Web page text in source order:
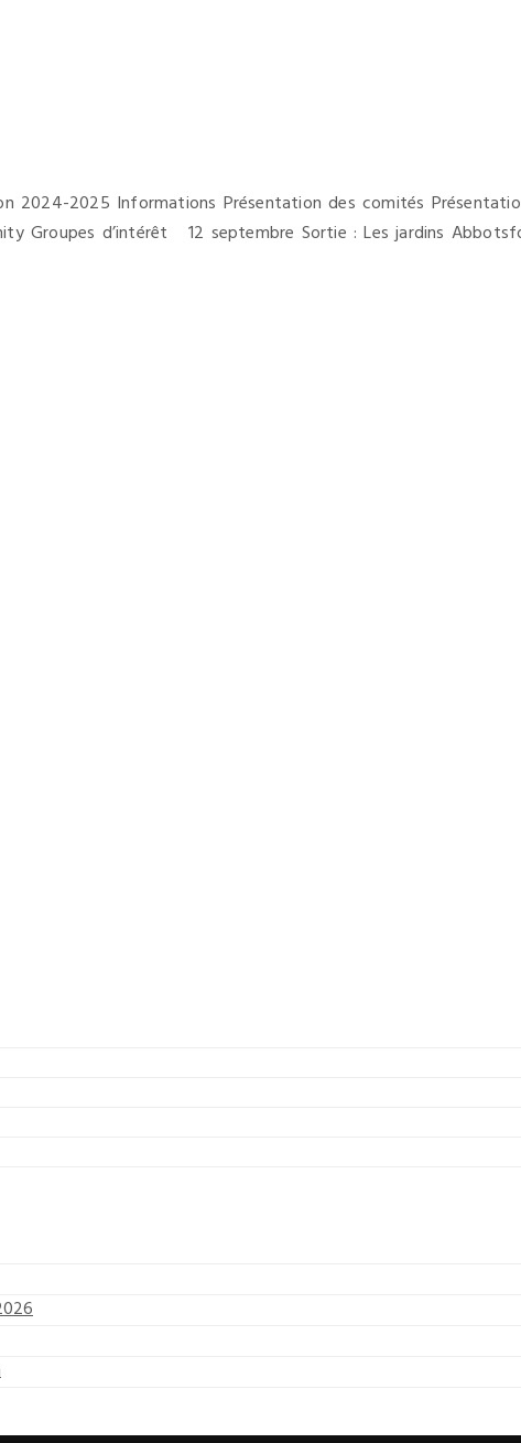
2024-2025 Informations Présentation des comités
Groupes d’intérêt 12 septembre Sortie : Les jardins